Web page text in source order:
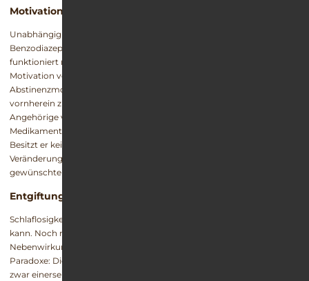
Motivationsphase
Unabhängig davon, ob Patienten von Zolpidem oder Zopiclon,
Benzodiazepinen oder Alkohol abhängig sind – eine Therapie
funktioniert nur, sofern bei den Betroffenen eine entsprechende
Motivation vorhanden ist. Ohne eine solche Therapie- und
Abstinenzmotivation ist die Behandlung normalerweise von
vornherein zum Scheitern verurteilt. Darüber sollten sich auch
Angehörige von Suchtpatienten klar sein. Es hilft nicht, einen
Medikamentensüchtigen zu einer Entzugstherapie zwingen zu wollen.
Besitzt er keine eigene Krankheitseinsicht sowie den nötigen
Veränderungswillen, werden die Bemühungen nicht zum
gewünschten Erfolg führen.
Entgiftungsphase
Schlaflosigkeit ist ein Problem, das viel an Lebensqualität rauben
kann. Noch mehr gilt dies jedoch für die zahlreichen
Nebenwirkungen, die der Missbrauch von Schlafmitteln auslöst. Das
Paradoxe: Die ständige Beeinflussung von Körper und Psyche ruft
zwar einerseits gravierende Schäden hervor, sorgt gleichzeitig jedoch